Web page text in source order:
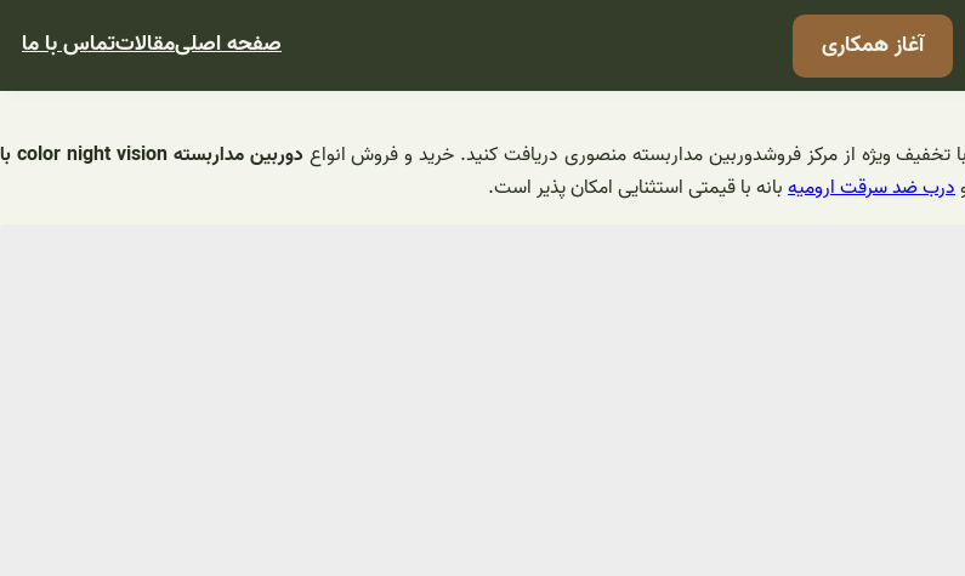
آغاز همکاری صفحه اصلیمقالاتتماس با ما
ویژه از مرکز فروشدوربین مداربسته منصوری دریافت کنید. خرید و فروش انواع
دوربین مداربسته color night vision با
درب ضد سرقت ارومیهبانه با قیمتی استثنایی امکان پذیر است.